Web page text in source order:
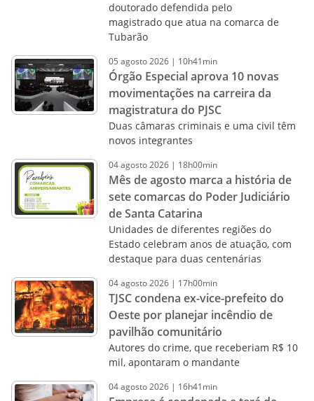
doutorado defendida pelo
magistrado que atua na comarca de
Tubarão
05 agosto2026 | 10h41min
Órgão Especial aprova 10 novas
movimentações na carreira da
magistratura do PJSC
Duas câmaras criminais e uma civil têm
novos integrantes
04agosto2026 | 18h00min
Mês de agosto marca a história de
sete comarcas do Poder Judiciário
de Santa Catarina
Unidades de diferentes regiões do
Estado celebram anos de atuação, com
destaque para duas centenárias
04agosto2026 | 17h00min
TJSC condena ex-vice-prefeito do
Oeste por planejar incêndio de
pavilhão comunitário
Autores do crime, que receberiam R$ 10
mil, apontaram o mandante
04agosto2026 | 16h41min